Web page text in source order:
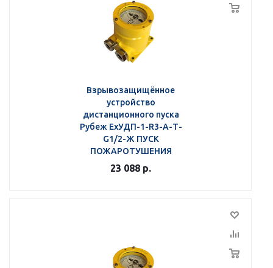
Взрывозащищённое
устройство
дистанционного пуска
Рубеж ЕхУДП-1-R3-А-Т-
G1/2-Ж ПУСК
ПОЖАРОТУШЕНИЯ
23 088 р.